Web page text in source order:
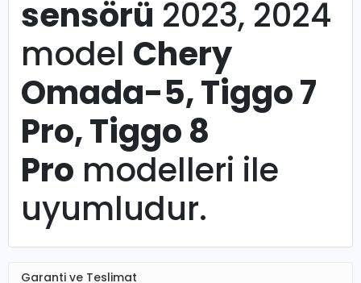
sensörü 2023, 2024
model Chery
Omada-5, Tiggo 7
Pro, Tiggo 8
Pro modelleri ile
uyumludur.
Garanti ve Teslimat